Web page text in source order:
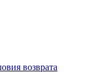
возврата